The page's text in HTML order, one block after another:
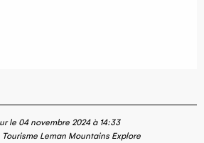
le 04 novembre 2024 à 14:33
Leman Mountains Explore